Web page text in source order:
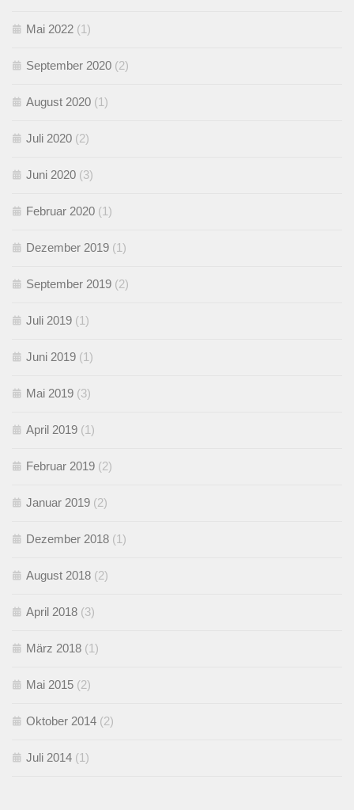
Mai 2022 (1)
September 2020 (2)
August 2020 (1)
Juli 2020 (2)
Juni 2020 (3)
Februar 2020 (1)
Dezember 2019 (1)
September 2019 (2)
Juli 2019 (1)
Juni 2019 (1)
Mai 2019 (3)
April 2019 (1)
Februar 2019 (2)
Januar 2019 (2)
Dezember 2018 (1)
August 2018 (2)
April 2018 (3)
März 2018 (1)
Mai 2015 (2)
Oktober 2014 (2)
Juli 2014 (1)